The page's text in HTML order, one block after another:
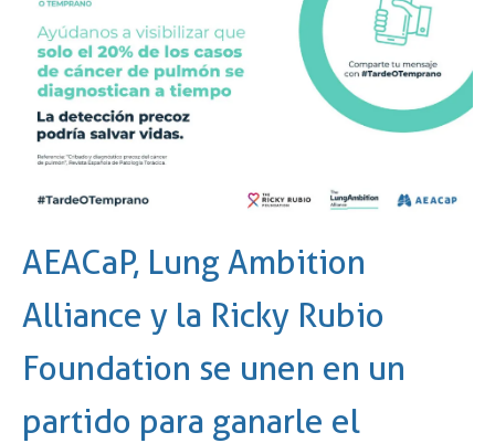
AEACaP, Lung Ambition
Alliance y la Ricky Rubio
Foundation se unen en un
partido para ganarle el